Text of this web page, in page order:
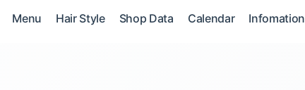
Menu Hair Style Shop Data Calendar Infomation